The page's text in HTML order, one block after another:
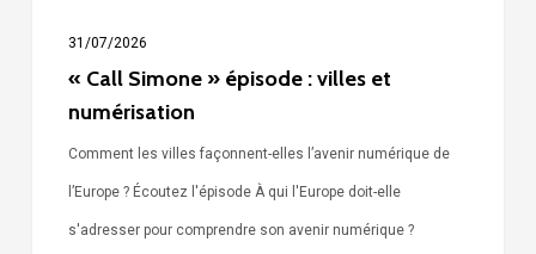
31/07/2026
« Call Simone » épisode : villes et
numérisation
Comment les villes façonnent-elles l’avenir numérique de
l’Europe ? Écoutez l'épisode À qui l'Europe doit-elle
s'adresser pour comprendre son avenir numérique ?